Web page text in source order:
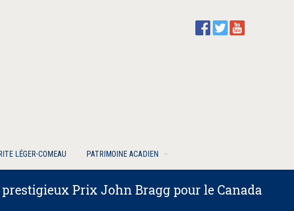
LÉGER-COMEAU PATRIMOINE ACADIEN
Prix John Bragg pour le Canada